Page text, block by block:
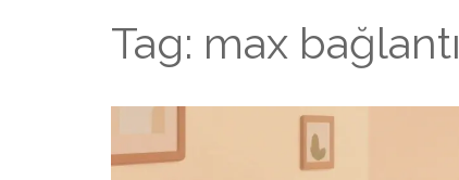
Tag: max bağlantı